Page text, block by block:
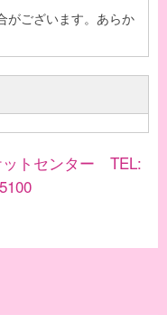
がございます。あらか
ットセンター TEL: